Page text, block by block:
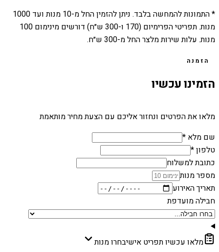
* התמונות להמחשה בלבד. ניתן להזמין החל מ-10 מנות ועד 1000
מנות. תפריטי הפרימיום (170 ו-300 ש״ח) דורשים מינימום 100
מנות. עלות שירות מלצר החל מ-300 ש״ח.
הזמנה
הזמינו עכשיו
מלאו את הפרטים ונחזור אליכם עם הצעת מחיר מותאמת
שם מלא *
טלפון *
כתובת למשלוח
מספר מנות
תאריך האירוע
חבילה מועדפת
מלאו עכשיו תפריט אישיבחרו מנות